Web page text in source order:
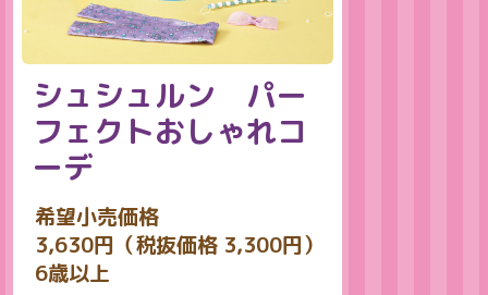
シュシュルン パー
フェクトおしゃれコ
ーデ
希望小売価格
3,630円（税抜価格 3,300円）
6歳以上